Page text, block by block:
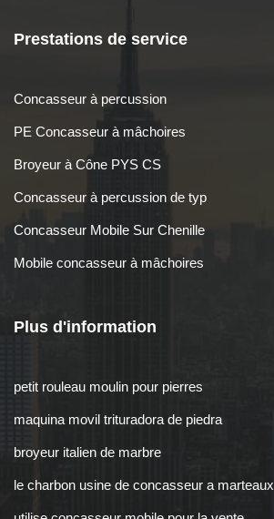
Prestations de service
Concasseur à percussion
PE Concasseur à mâchoires
Broyeur à Cône PYS CS
Concasseur à percussion de typ
Concasseur Mobile Sur Chenille
Mobile concasseur à mâchoires
Plus d'information
petit rouleau moulin pour pierres
maquina movil trituradora de piedra
broyeur italien de marbre
le charbon usine de concasseur a marteaux